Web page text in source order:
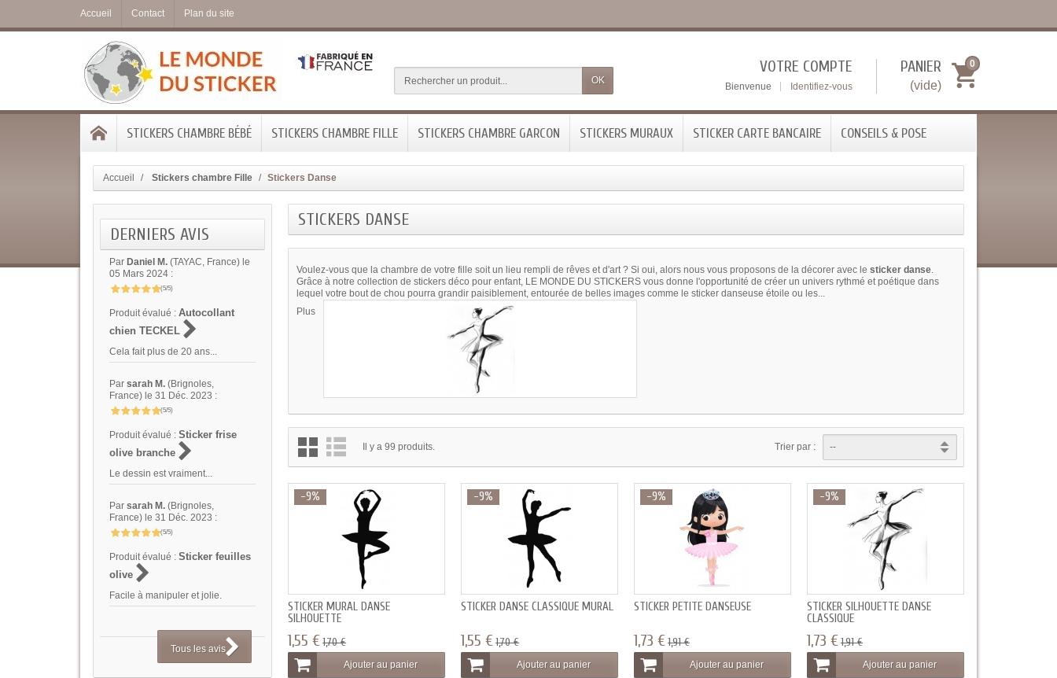
Accueil Contact Plan du site
OK
PANIER
(vide)
0
VOTRE COMPTE
Bienvenue Identifiez-vous
STICKERS CHAMBRE BÉBÉ STICKERS CHAMBRE FILLE STICKERS CHAMBRE GARCON STICKERS MURAUX STICKER CARTE BANCAIRE CONSEILS & POSE
Accueil Stickers chambre Fille Stickers Danse
DERNIERS AVIS
Par Daniel M. (TAYAC, France) le
05 Mars 2024 :
(5/5)
Produit évalué : Autocollant
chien TECKEL
Cela fait plus de 20 ans...
Par sarah M. (Brignoles,
France) le 31 Déc. 2023 :
(5/5)
Produit évalué : Sticker frise
olive branche
Le dessin est vraiment...
Par sarah M. (Brignoles,
France) le 31 Déc. 2023 :
(5/5)
Produit évalué : Sticker feuilles
olive
Facile à manipuler et jolie.
Tous les avis
STICKERS DANSE
Voulez-vous que la chambre de votre fille soit un lieu rempli de rêves et d'art ? Si oui, alors nous vous proposons de la décorer avec le sticker danse.
Grâce à notre collection de stickers déco pour enfant, LE MONDE DU STICKERS vous donne l'opportunité de créer un univers rythmé et poétique dans
lequel votre bout de chou pourra grandir paisiblement, entourée de belles images comme le sticker danseuse étoile ou les...
Plus
Il y a 99 produits. Trier par :
STICKER MURAL DANSE
SILHOUETTE
-9%
1,55 €1,70 €
Ajouter au panier
STICKER DANSE CLASSIQUE MURAL
-9%
1,55 €1,70 €
Ajouter au panier
STICKER PETITE DANSEUSE
-9%
1,73 €1,91 €
Ajouter au panier
STICKER SILHOUETTE DANSE
CLASSIQUE
-9%
1,73 €1,91 €
Ajouter au panier